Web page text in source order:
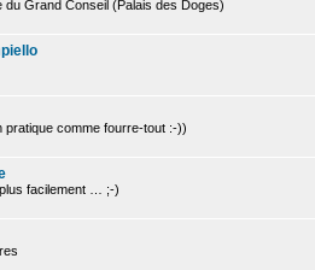
du Grand Conseil (Palais des Doges)
pratique comme fourre-tout :-))
facilement … ;-)